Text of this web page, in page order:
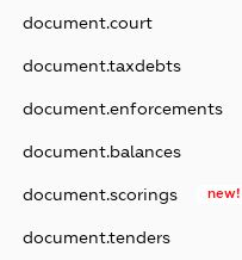
document.court
document.taxdebts
document.enforcements
document.balances
document.scorings new!
document.tenders